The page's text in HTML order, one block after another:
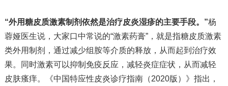
“外用糖皮质激素制剂依然是治疗皮炎湿疹的主要手段。”杨
蓉娅医生说，大家口中常说的“激素药膏”，就是指糖皮质激素
类外用制剂，通过减少组胺等介质的释放，从而起到治疗效
果。同时激素可以抑制免疫反应，减轻炎症症状，从而减轻
皮肤瘙痒。《中国特应性皮炎诊疗指南（2020版）》指出，